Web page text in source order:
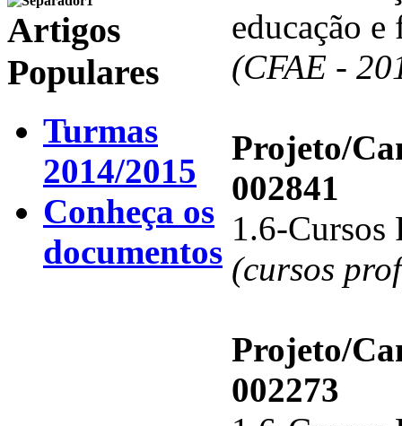
educação e
(CFAE -
Projeto/
002841
1.6-Cursos
(cursos
Projeto/
002273
Artigos
Populares
Turmas
2014/2015
Conheça os
documentos